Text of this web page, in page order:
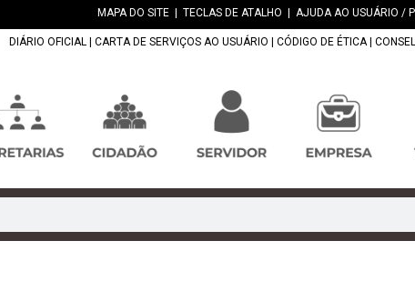
MAPA DO SITE TECLAS DE ATALHO AJUDA AO USUÁRIO /
DIÁRIO OFICIAL CARTA DE SERVIÇOS AO USUÁRIO CÓDIGO DE ÉTICA|